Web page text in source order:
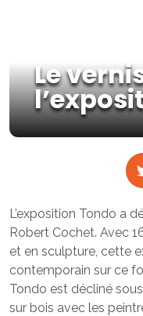
Le
L’exposition Tondo a
Robert Cochet. Avec
et en sculpture, cette
contemporain sur ce
Tondo est décliné
sur bois avec les